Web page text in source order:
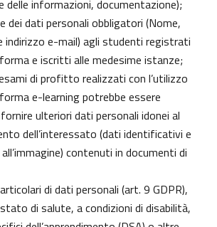
delle informazioni, documentazione);
dei dati personali obbligatori (Nome,
indirizzo e-mail) agli studenti registrati
e iscritti alle medesime istanze;
di profitto realizzati con l’utilizzo
e-learning potrebbe essere
ulteriori dati personali idonei al
dell’interessato (dati identificativi e
contenuti in documenti di
di dati personali (art. 9 GDPR),
di salute, a condizioni di disabilità,